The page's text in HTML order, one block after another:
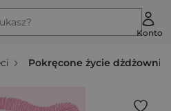
Konto
Pokręcone życie